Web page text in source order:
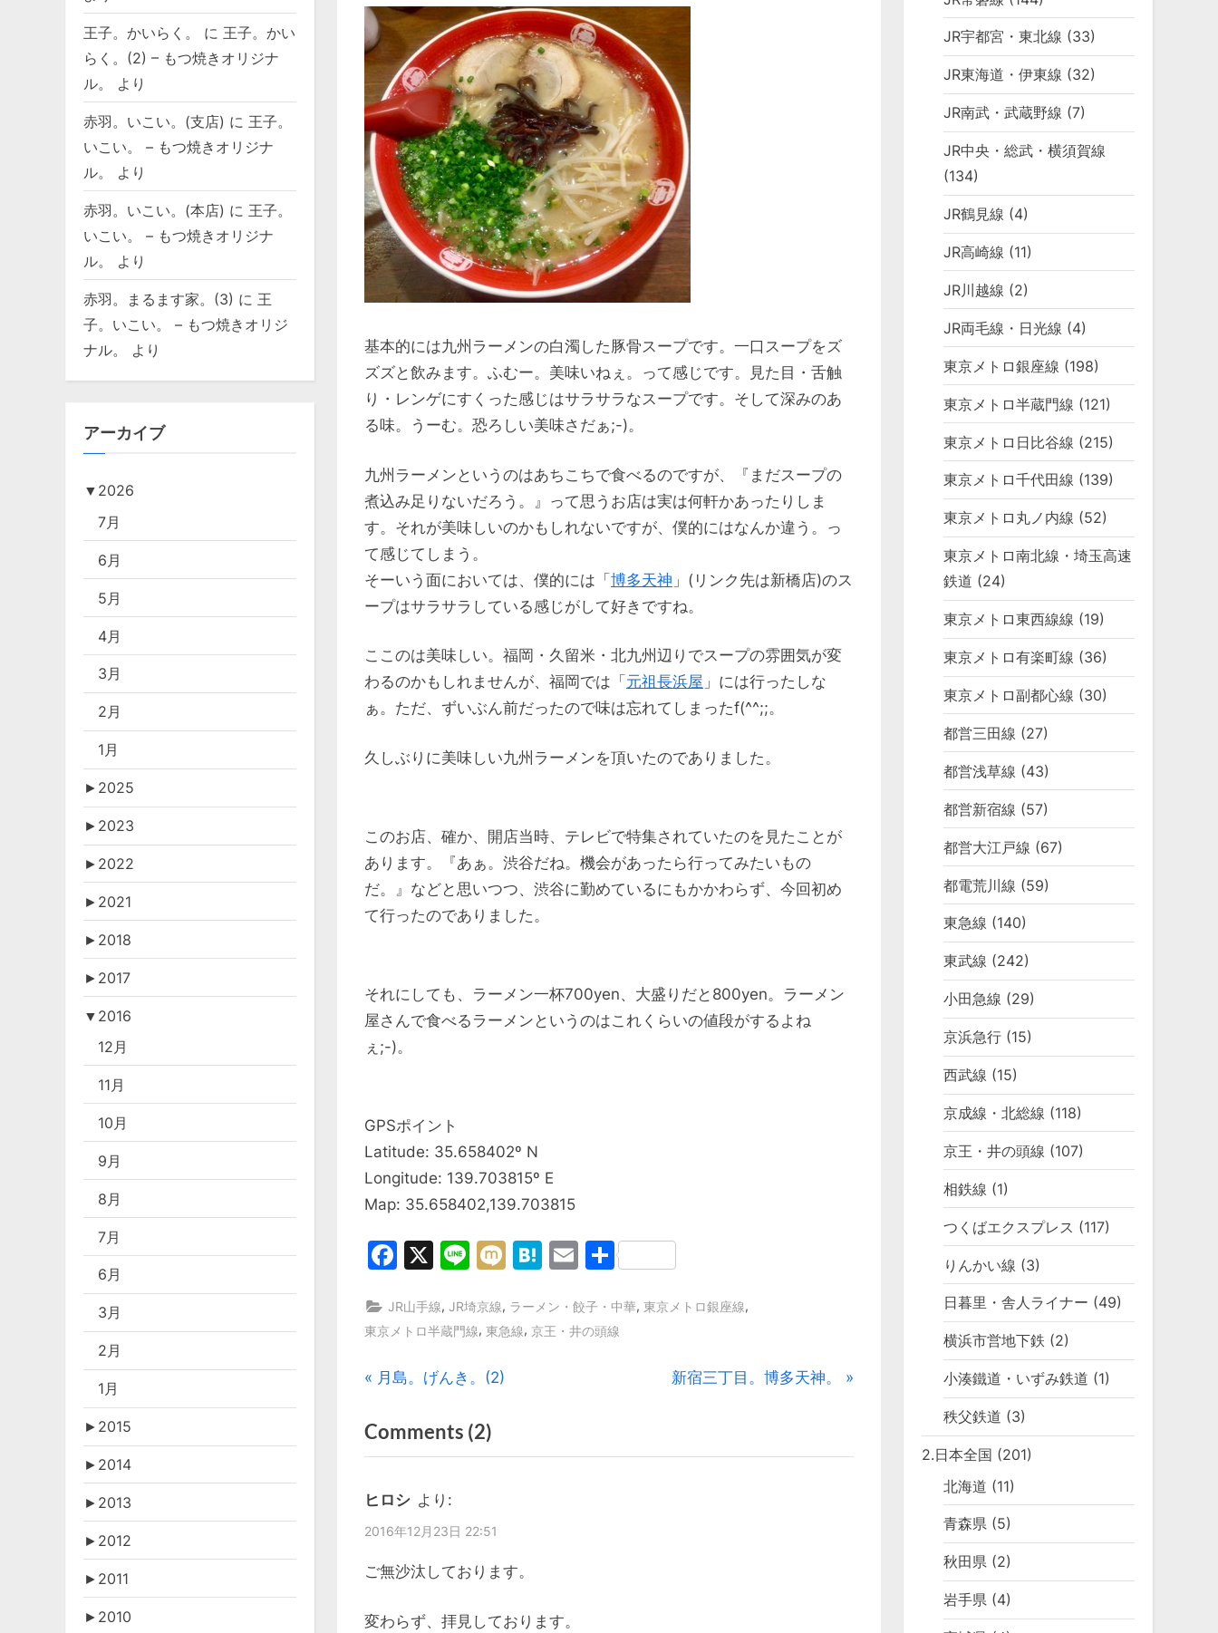
基本的には九州ラーメンの白濁した豚骨スープです。一口スープをズ
ズズと飲みます。ふむー。美味いねぇ。って感じです。見た目・舌触
り・レンゲにすくった感じはサラサラなスープです。そして深みのあ
る味。うーむ。恐ろしい美味さだぁ;-)。
九州ラーメンというのはあちこちで食べるのですが、『まだスープの
煮込み足りないだろう。』って思うお店は実は何軒かあったりしま
す。それが美味しいのかもしれないですが、僕的にはなんか違う。っ
て感じてしまう。
そーいう面においては、僕的には「博多天神 」(リンク先は新橋店)のス
ープはサラサラしている感じがして好きですね。
ここのは美味しい。福岡・久留米・北九州辺りでスープの雰囲気が変
わるのかもしれませんが、福岡では「 元祖長浜屋 」には行ったしな
ぁ。ただ、ずいぶん前だったので味は忘れてしまったf(^^;;。
久しぶりに美味しい九州ラーメンを頂いたのでありました。
このお店、確か、開店当時、テレビで特集されていたのを見たことが
あります。『あぁ。渋谷だね。機会があったら行ってみたいもの
だ。』などと思いつつ、渋谷に勤めているにもかかわらず、今回初め
て行ったのでありました。
それにしても、ラーメン一杯700yen、大盛りだと800yen。ラーメン
屋さんで食べるラーメンというのはこれくらいの値段がするよね
ぇ;-)。
GPSポイント
Latitude: 35.658402º N
Longitude: 139.703815º E
Map: 35.658402,139.703815
Facebook
X LineMixiHatena
Email
共
JR山手線, JR埼京線, ラーメン・餃子・中華, 東京メトロ銀座線,
東京メトロ半蔵門線, 東急線, 京王・井の頭線
投
稿
ナ
ビ
ゲ
ー
P
e
v
o
u
s
o
月島。げんき。(2)
N
t
新宿三丁目。博多天神。
Comments (2)
“渋
ば。”
ヒロシ より:
2016年12月23日 22:51
ご無沙汰しております。
変わらず、拝見しております。
王子。かいらく。 に 王子。かい
らく。(2) – もつ焼きオリジナ
ル。
より
赤羽。いこい。(支店) に 王子。
いこい。 – もつ焼きオリジナ
ル。
より
赤羽。いこい。(本店) に 王子。
いこい。 – もつ焼きオリジナ
ル。
より
赤羽。まるます家。(3) に 王
子。いこい。 – もつ焼きオリジ
ナル。
より
アーカイブ
▼ 2026
7月
6月
5月
4月
3月
2月
1月
► 2025
► 2023
► 2022
► 2021
► 2018
► 2017
▼ 2016
12月
11月
10月
9月
8月
7月
6月
3月
2月
1月
► 2015
► 2014
► 2013
► 2012
► 2011
► 2010
JR宇都宮・東北線 (33)
JR東海道・伊東線 (32)
JR南武・武蔵野線 (7)
JR中央・総武・横須賀線
(134)
JR鶴見線 (4)
JR高崎線 (11)
JR川越線 (2)
JR両毛線・日光線 (4)
東京メトロ銀座線 (198)
東京メトロ半蔵門線 (121)
東京メトロ日比谷線 (215)
東京メトロ千代田線 (139)
東京メトロ丸ノ内線 (52)
東京メトロ南北線・埼玉高速
鉄道 (24)
東京メトロ東西線線 (19)
東京メトロ有楽町線 (36)
東京メトロ副都心線 (30)
都営三田線 (27)
都営浅草線 (43)
都営新宿線 (57)
都営大江戸線 (67)
都電荒川線 (59)
東急線 (140)
東武線 (242)
小田急線 (29)
京浜急行 (15)
西武線 (15)
京成線・北総線 (118)
京王・井の頭線 (107)
相鉄線 (1)
つくばエクスプレス (117)
りんかい線 (3)
日暮里・舎人ライナー (49)
横浜市営地下鉄 (2)
小湊鐵道・いずみ鉄道 (1)
秩父鉄道 (3)
2.日本全国 (201)
北海道 (11)
青森県 (5)
秋田県 (2)
岩手県 (4)